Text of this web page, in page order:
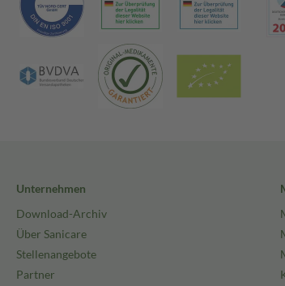
Unternehmen
Download-Archiv
Über Sanicare
Stellenangebote
Partner